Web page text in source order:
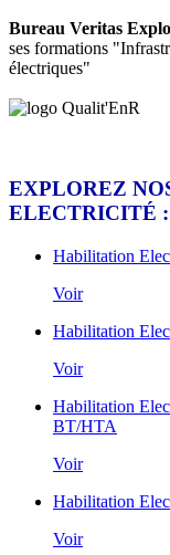
Bureau Veritas
ses formations
électriques"
EXPLOREZ
ELECTRICITÉ :
Habilitation
Voir
Habilitation
Voir
Habilitation
BT/HTA
Voir
Habilitation
Voir